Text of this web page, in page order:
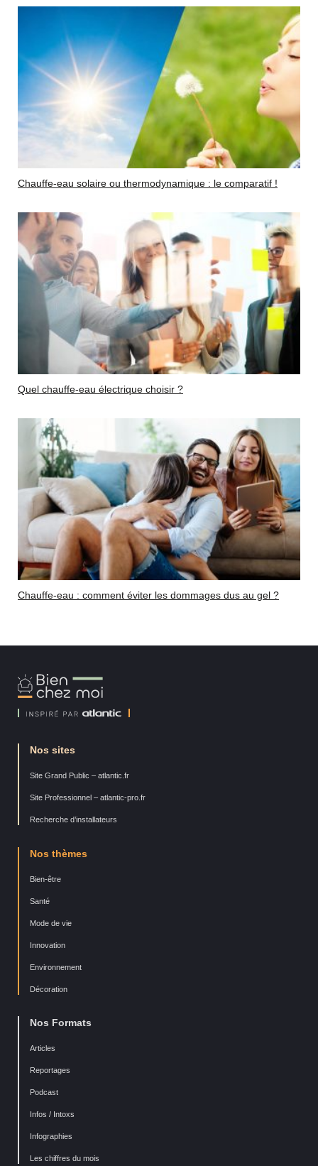
Chauffe-eau solaire ou thermodynamique : le comparatif !
Quel chauffe-eau électrique choisir ?
Chauffe-eau : comment éviter les dommages dus au gel ?
Bien
Chez
Nos sites
Site Grand Public – atlantic.fr
Site Professionnel – atlantic-pro.fr
Recherche d’installateurs
Nos thèmes
Bien-être
Santé
Mode de vie
Innovation
Environnement
Décoration
Nos Formats
Articles
Reportages
Podcast
Infos / Intoxs
Infographies
Les chiffres du mois